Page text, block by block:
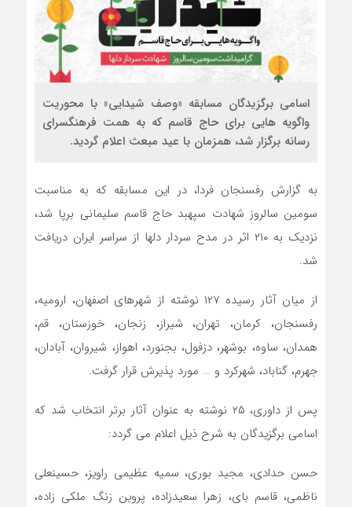
اسامی برگزیدگان مسابقه «وصف شیدایی» با محوریت
واگویه هایی برای حاج قاسم که به همت فرهنگسرای
رسانه برگزار شد، همزمان با عید مبعث اعلام گردید.
به گزارش رفسنجان فردا، در این مسابقه که به مناسبت
سومین سالروز شهادت سپهبد حاج قاسم سلیمانی برپا شد،
نزدیک به ۲۱۰ اثر در مدح سردار دلها از سراسر ایران دریافت
شد.
از میان آثار رسیده ۱۲۷ نوشته از شهرهای اصفهان، ارومیه،
رفسنجان، کرمان، تهران، شیراز، زنجان، خوزستان، قم،
همدان، ساوه، بوشهر، دزفول، بجنورد، اهواز، شیروان، آبادان،
جهرم، گناباد، شهرکرد و … مورد پذیرش قرار گرفت.
پس از داوری، ۲۵ نوشته به عنوان آثار برتر انتخاب شد که
اسامی برگزیدگان به شرح ذیل اعلام می گردد:
حسن حدادی، مجید بوری، سمیه عظیمی راویز، حسینعلی
ناظمی، قاسم بای، زهرا سعیدزاده، پروین زنگ ملکی زاده،